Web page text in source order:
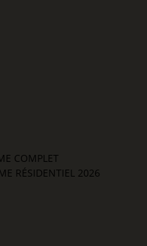
COMPLET
RÉSIDENTIEL 2026